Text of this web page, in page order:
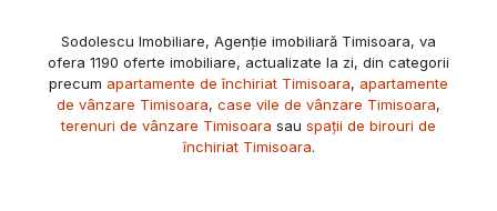
Sodolescu Imobiliare, Agenție imobiliară Timisoara, va
ofera 1190 oferte imobiliare, actualizate la zi, din categorii
precum apartamente de închiriat Timisoara, apartamente
de vânzare Timisoara, case vile de vânzare Timisoara,
terenuri de vânzare Timisoara sau spații de birouri de
închiriat Timisoara.